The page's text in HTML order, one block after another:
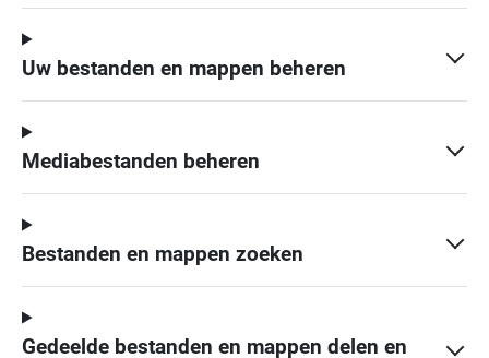
Uw bestanden en mappen beheren
Mediabestanden beheren
Bestanden en mappen zoeken
Gedeelde bestanden en mappen delen en